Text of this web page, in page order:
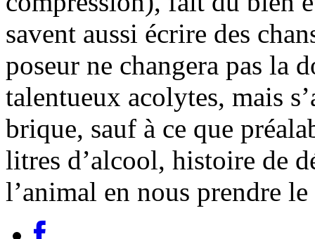
savent aussi écrire des
poseur ne changera pas la
talentueux acolytes, mais
brique, sauf à ce que
litres d’alcool, histoire de
l’animal en nous prendre